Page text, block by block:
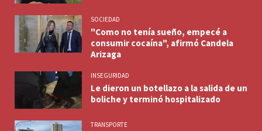
SOCIEDAD
"Como no tenía sueño, empecé a
consumir cocaína", afirmó Candela
Arizaga
INSEGURIDAD
Le dieron un botellazo a la salida de un
boliche y terminó hospitalizado
TRANSPORTE